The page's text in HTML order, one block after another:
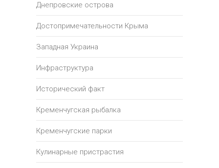
Днепровские острова
Достопримечательности Крыма
Западная Украина
Инфраструктура
Исторический факт
Кременчугская рыбалка
Кременчугские парки
Кулинарные пристрастия